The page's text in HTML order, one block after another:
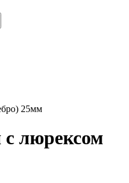
25мм
с люрексом